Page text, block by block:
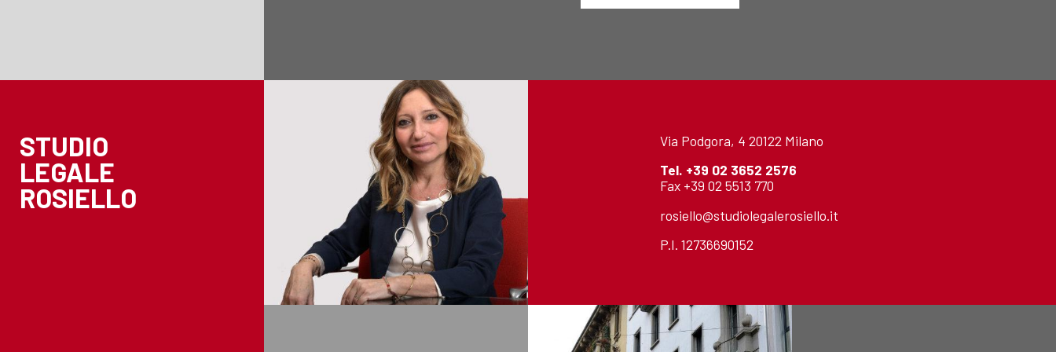
STUDIO
LEGALE
ROSIELLO
Via Podgora, 4 20122 Milano
Tel. +39 02 3652 2576
Fax +39 02 5513 770
rosiello@studiolegalerosiello.it
P.I. 12736690152